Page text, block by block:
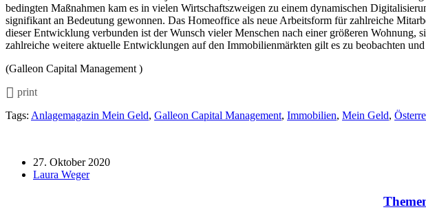
bedingten Maßnahmen kam es in vielen Wirtschaftszweigen zu einem dynamischen
signifikant an Bedeutung gewonnen. Das Homeoffice als neue Arbeitsform für zahlreiche
dieser Entwicklung verbunden ist der Wunsch vieler Menschen nach einer größeren
zahlreiche weitere aktuelle Entwicklungen auf den Immobilienmärkten gilt es zu beobachten
(Galleon Capital Management )
print
Tags: Anlagemagazin Mein Geld, Galleon Capital Management, Immobilien, Mein Geld,
27. Oktober 2020
Laura Weger